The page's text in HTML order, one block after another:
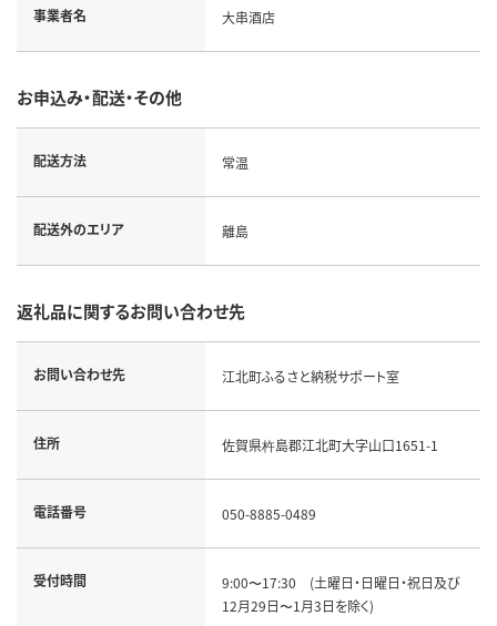
事業者名 大串酒店
お申込み・配送・その他
配送方法 常温
配送外のエリア 離島
返礼品に関するお問い合わせ先
お問い合わせ先 江北町ふるさと納税サポート室
住所 佐賀県杵島郡江北町大字山口1651-1
電話番号 050-8885-0489
受付時間
9:00〜17:30 (土曜日・日曜日・祝日及び
12月29日〜1月3日を除く)